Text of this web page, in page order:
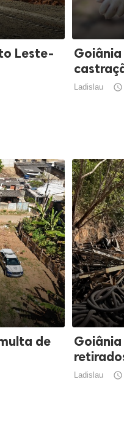
Leste-
Ladislau 
de
Ladislau 